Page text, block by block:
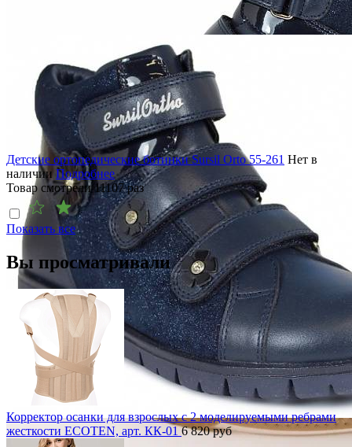
Детские ортопедические ботинки Sursil Orto 55-261 Нет в
наличии Подробнее
Товар смотрели11107раз
Показать все
Вы просматривали
Корректор осанки для взрослых с 2 моделируемыми ребрами
жесткости ECOTEN, арт. КК-016 820руб